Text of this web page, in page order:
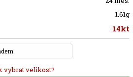
1.61g
14kt
vybrat velikost?